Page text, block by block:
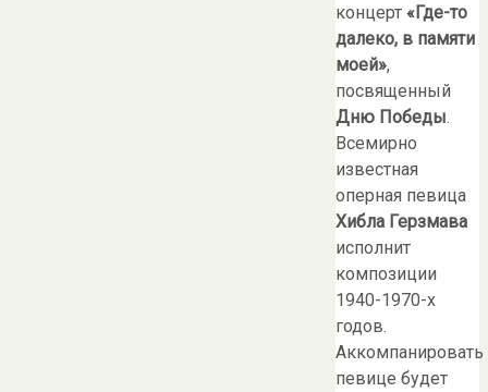
концерт «Где-то
далеко, в памяти
моей»,
посвященный
Дню Победы.
Всемирно
известная
оперная певица
Хибла Герзмава
исполнит
композиции
1940-1970-х
годов.
Аккомпанировать
певице будет